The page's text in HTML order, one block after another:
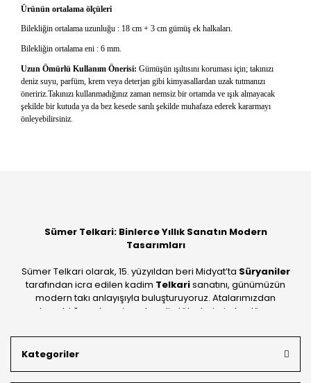
Ürünün ortalama ölçüleri
Bilekliğin ortalama uzunluğu : 18 cm + 3 cm gümüş ek halkaları.
Bilekliğin ortalama eni : 6 mm.
Uzun Ömürlü Kullanım Önerisi: Gümüşün ışıltısını koruması için; takınızı
deniz suyu, parfüm, krem veya deterjan gibi kimyasallardan uzak tutmanızı
öneririz.Takınızı kullanmadığınız zaman nemsiz bir ortamda ve ışık almayacak
şekilde bir kutuda ya da bez kesede sarılı şekilde muhafaza ederek kararmayı
önleyebilirsiniz.
Sümer Telkari: Binlerce Yıllık Sanatın Modern
Tasarımları
Sümer Telkari olarak, 15. yüzyıldan beri Midyat’ta Süryaniler
tarafından icra edilen kadim Telkarisanatını, günümüzün
modern takı anlayışıyla buluşturuyoruz. Atalarımızdan
devraldığımız bu mirası; kendi atölyelerimizde, dünya
Mardin’in tarihi dokusunu yansıtan geleneksel işlemeleri, her
Kategoriler